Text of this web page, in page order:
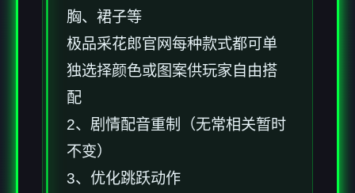
胸、裙子等
极品采花郎官网每种款式都可单
独选择颜色或图案供玩家自由搭
配
2、剧情配音重制（无常相关暂时
不变）
3、优化跳跃动作